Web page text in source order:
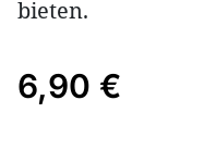
bieten.
6,90 €